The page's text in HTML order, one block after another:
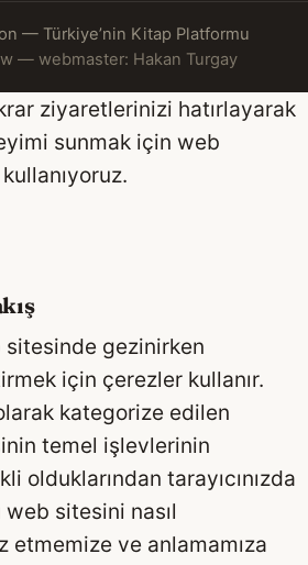
— Türkiye’nin Kitap Platformu
— webmaster: Hakan Turgay
ziyaretlerinizi hatırlayarak
sunmak için web
gezinirken
için çerezler kullanır.
kategorize edilen
temel işlevlerinin
olduklarından tarayıcınızda
web sitesini nasıl
etmemize ve anlamamıza